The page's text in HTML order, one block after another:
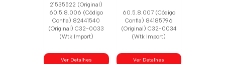
21535522 (Original)
60.5.8.006 (Código
Confia) 82441540
(Original) C32-0033
(Wtk Import)
Ver Detalhes
60.5.8.007 (Código
Confia) 84185796
(Original) C32-0034
(Wtk Import)
Ver Detalhes